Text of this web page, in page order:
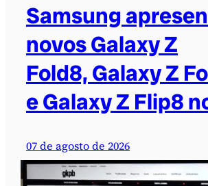
Samsung
novos Galaxy Z
Fold8, Galaxy Z
e Galaxy Z Flip8
07 de agosto de 2026